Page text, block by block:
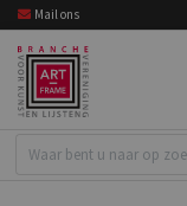
Mail ons